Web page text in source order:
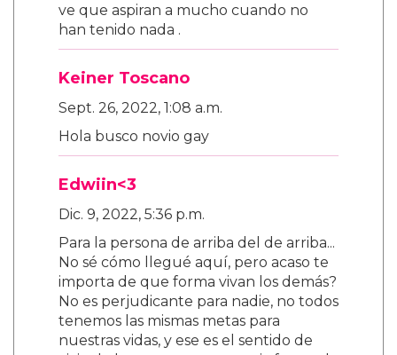
ve que aspiran a mucho cuando no
han tenido nada .
Keiner Toscano
Sept. 26, 2022, 1:08 a.m.
Hola busco novio gay
Edwiin<3
Dic. 9, 2022, 5:36 p.m.
Para la persona de arriba del de arriba...
No sé cómo llegué aquí, pero acaso te
importa de que forma vivan los demás?
No es perjudicante para nadie, no todos
tenemos las mismas metas para
nuestras vidas, y ese es el sentido de